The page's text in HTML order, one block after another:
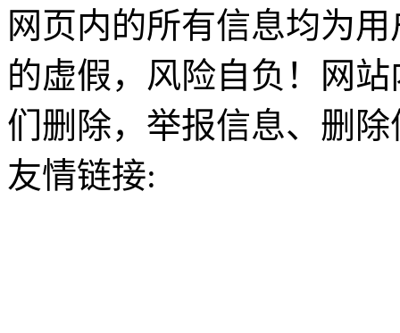
网页内的所有信息均为
的虚假，风险自负！网
们删除，举报信息、删
友情链接: